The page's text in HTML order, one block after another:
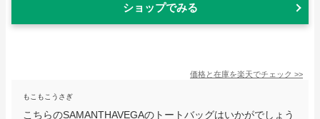
ショップでみる
価格と在庫を楽天でチェック >>
もこもこうさぎ
こちらのSAMANTHAVEGAのトートバッグはいかがでしょう